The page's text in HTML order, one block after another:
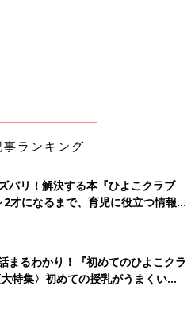
ランキング
バリ！解決する本『ひよこクラブ
になるまで、育児に役立つ情報が
まるわかり！『初めてのひよこクラ
特集〉初めての授乳がうまくい
ルクの基本と夏のトラブル 解決テ